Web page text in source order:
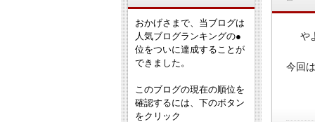
や
今回
おかげさまで、当ブログは
人気ブログランキングの●
位をついに達成することが
できました。
このブログの現在の順位を
確認するには、下のボタン
をクリック